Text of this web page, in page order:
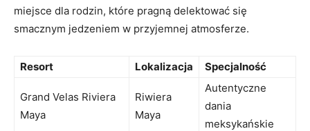
miejsce dla rodzin, które pragną delektować się
smacznym jedzeniem w przyjemnej atmosferze.
Resort Lokalizacja Specjalność
Grand Velas Riviera
Maya
Riwiera
Maya
Autentyczne
dania
meksykańskie